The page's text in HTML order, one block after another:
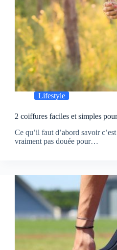
Lifestyle
2 coiffures faciles et simples
Ce qu’il faut d’abord savoir
vraiment pas douée pour…